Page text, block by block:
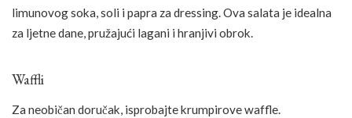
limunovog soka, soli i papra za dressing. Ova salata je idealna
za ljetne dane, pružajući lagani i hranjivi obrok.
Waffli
Za neobičan doručak, isprobajte krumpirove waffle.